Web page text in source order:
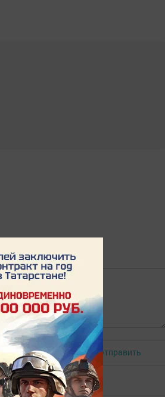
Отправить